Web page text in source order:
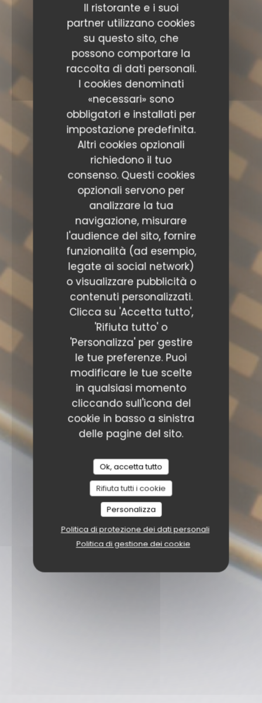
Il ristorante e i suoi
partner utilizzano cookies
su questo sito, che
possono comportare la
raccolta di dati personali.
I cookies denominati
«necessari» sono
obbligatori e installati per
impostazione predefinita.
Altri cookies opzionali
richiedono il tuo
consenso. Questi cookies
opzionali servono per
analizzare la tua
navigazione, misurare
l'audience del sito, fornire
funzionalità (ad esempio,
legate ai social network)
o visualizzare pubblicità o
contenuti personalizzati.
Clicca su 'Accetta tutto',
'Rifiuta tutto' o
'Personalizza' per gestire
le tue preferenze. Puoi
modificare le tue scelte
in qualsiasi momento
cliccando sull'icona del
cookie in basso a sinistra
delle pagine del sito.
Ok, accetta tutto
Rifiuta tutti i cookie
Personalizza
Politica di protezione dei dati personali
Politica di gestione dei cookie